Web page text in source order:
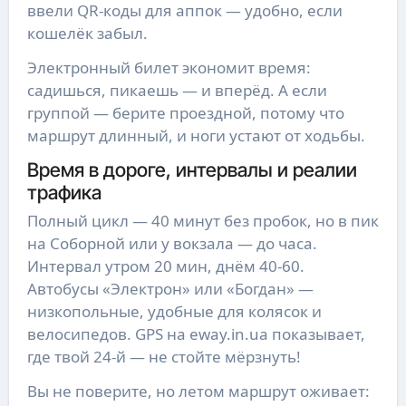
ввели QR-коды для аппок — удобно, если
кошелёк забыл.
Электронный билет экономит время:
садишься, пикаешь — и вперёд. А если
группой — берите проездной, потому что
маршрут длинный, и ноги устают от ходьбы.
Время в дороге, интервалы и реалии
трафика
Полный цикл — 40 минут без пробок, но в пик
на Соборной или у вокзала — до часа.
Интервал утром 20 мин, днём 40-60.
Автобусы «Электрон» или «Богдан» —
низкопольные, удобные для колясок и
велосипедов. GPS на eway.in.ua показывает,
где твой 24-й — не стойте мёрзнуть!
Вы не поверите, но летом маршрут оживает: